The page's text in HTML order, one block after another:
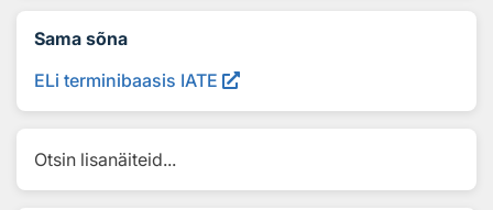
Sama sõna
ELi terminibaasis IATE
Otsin lisanäiteid...